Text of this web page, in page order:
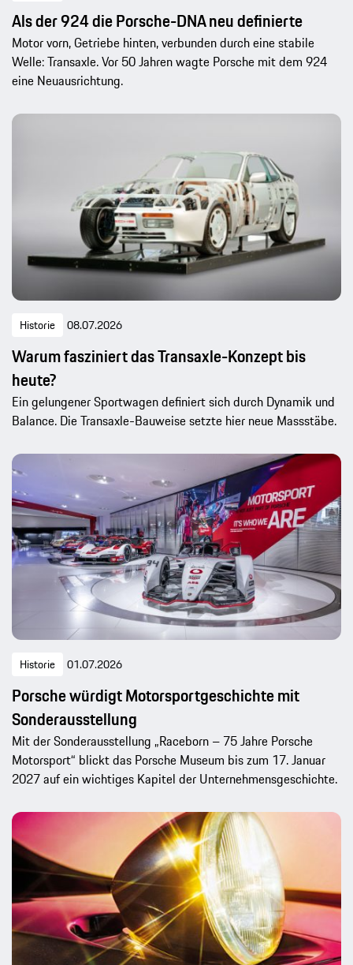
Als der 924 die Porsche-DNA neu definierte
Motor vorn, Getriebe hinten, verbunden durch eine stabile
Welle: Transaxle. Vor 50 Jahren wagte Porsche mit dem 924
eine Neuausrichtung.
Historie 08.07.2026
Warum fasziniert das Transaxle-Konzept bis
heute?
Ein gelungener Sportwagen definiert sich durch Dynamik und
Balance. Die Transaxle-Bauweise setzte hier neue Massstäbe.
Historie 01.07.2026
Porsche würdigt Motorsportgeschichte mit
Sonderausstellung
Mit der Sonderausstellung „Raceborn – 75 Jahre Porsche
Motorsport“ blickt das Porsche Museum bis zum 17. Januar
2027 auf ein wichtiges Kapitel der Unternehmensgeschichte.